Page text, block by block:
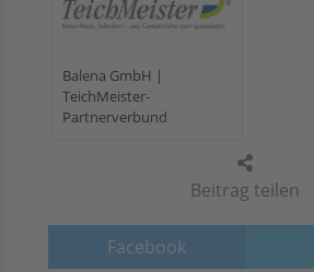
Beitrag teilen
Facebook
Balena GmbH |
TeichMeister-
Partnerverbund